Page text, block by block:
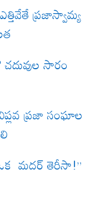
ప్రజాస్వామ్య
సారం
ప్రజా సంఘాల
మదర్ తెరీసా!”